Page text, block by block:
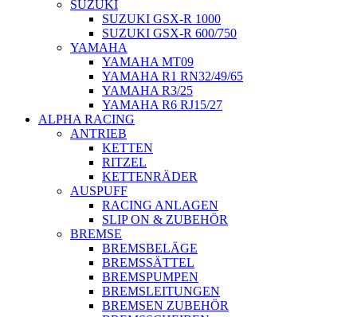
SUZUKI
SUZUKI GSX-R 1000
SUZUKI GSX-R 600/750
YAMAHA
YAMAHA MT09
YAMAHA R1 RN32/49/65
YAMAHA R3/25
YAMAHA R6 RJ15/27
ALPHA RACING
ANTRIEB
KETTEN
RITZEL
KETTENRÄDER
AUSPUFF
RACING ANLAGEN
SLIP ON & ZUBEHÖR
BREMSE
BREMSBELÄGE
BREMSSÄTTEL
BREMSPUMPEN
BREMSLEITUNGEN
BREMSEN ZUBEHÖR